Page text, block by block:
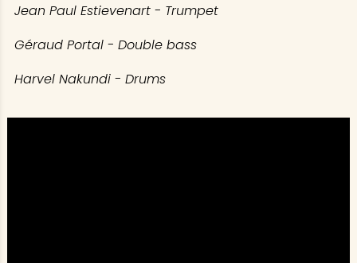
Jean Paul Estievenart - Trumpet
Géraud Portal - Double bass
Harvel Nakundi - Drums